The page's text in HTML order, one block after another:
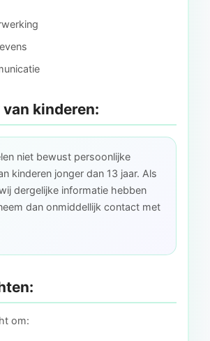
kinderen:
niet bewust persoonlijke
kinderen jonger dan 13 jaar. Als
dergelijke informatie hebben
dan onmiddellijk contact met
om: